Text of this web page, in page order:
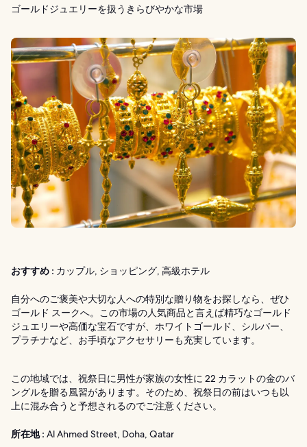
ゴールドジュエリーを扱うきらびやかな市場
おすすめ : カップル, ショッピング, 高級ホテル
自分へのご褒美や大切な人への特別な贈り物をお探しなら、ぜひ
ゴールド スークへ。この市場の人気商品と言えば精巧なゴールド
ジュエリーや高価な宝石ですが、ホワイトゴールド、シルバー、
プラチナなど、お手頃なアクセサリーも充実しています。
この地域では、祝祭日に男性が家族の女性に 22 カラットの金のバ
ングルを贈る風習があります。そのため、祝祭日の前はいつも以
上に混み合うと予想されるのでご注意ください。
所在地 : Al Ahmed Street, Doha, Qatar